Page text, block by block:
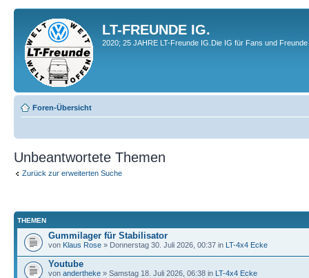
LT-FREUNDE IG.
2020; 25 JAHRE LT-Freunde IG.Die IG für Fans und
Foren-Übersicht
Unbeantwortete Themen
Zurück zur erweiterten Suche
THEMEN
Gummilager für Stabilisator
von Klaus Rose » Donnerstag 30. Juli 2026, 00:37 in LT-4x4 Ecke
Youtube
von andertheke » Samstag 18. Juli 2026, 06:38 in LT-4x4 Ecke